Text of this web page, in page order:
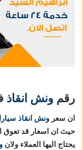
رقم ونش انقاذ
ان سعر ونش انقاذ
حيث ان اسعار قد تعوق
يحتاج اليها العملاء ولان